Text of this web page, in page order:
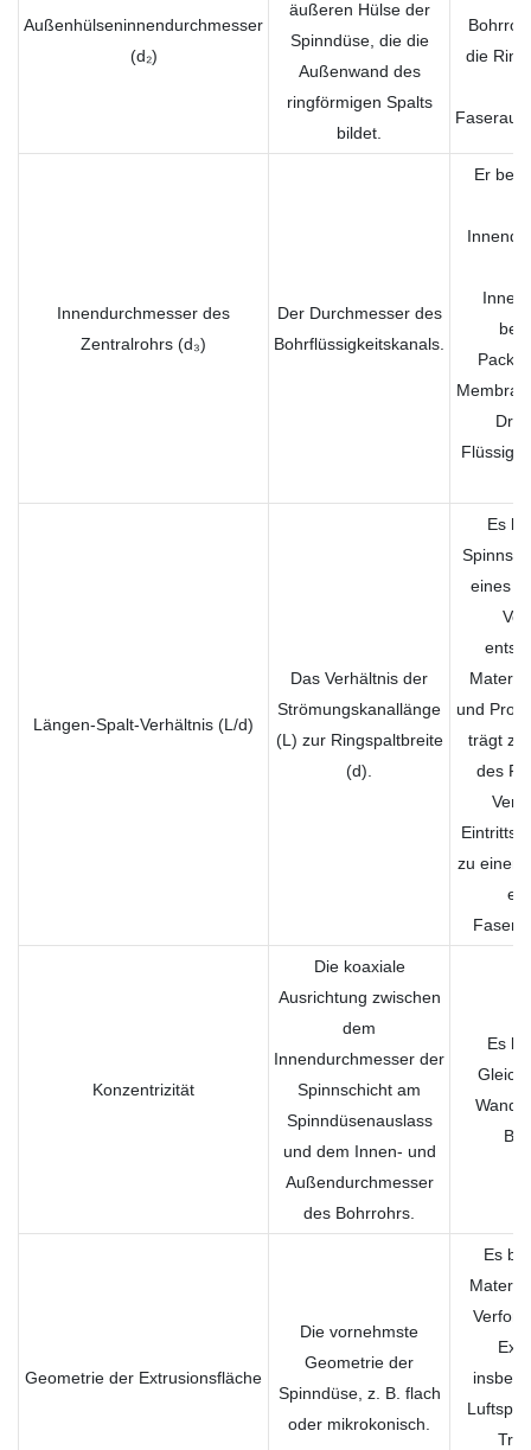
Außenhülseninnendurchmesser
(d₂)
äußeren Hülse der
Spinndüse, die die
Außenwand des
ringförmigen Spalts
bildet.
die
Innendurchmesser des
Zentralrohrs (d₃)
Der Durchmesser des
Bohrflüssigkeitskanals.
Er
Längen-Spalt-Verhältnis (L/d)
Das Verhältnis der
Strömungskanallänge
(L) zur Ringspaltbreite
(d).
Es
eines
und
trägt
des
zu einer
Konzentrizität
Die koaxiale
Ausrichtung zwischen
dem
Innendurchmesser der
Spinnschicht am
Spinndüsenauslass
und dem Innen- und
Außendurchmesser
des Bohrrohrs.
Es
Geometrie der Extrusionsfläche
Die vornehmste
Geometrie der
Spinndüse, z. B. flach
oder mikrokonisch.
Es